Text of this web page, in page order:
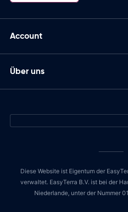
Account
Über uns
Diese Website ist Eigentum der
verwaltet. EasyTerra B.V. ist bei der
Niederlande, unter der Nummer